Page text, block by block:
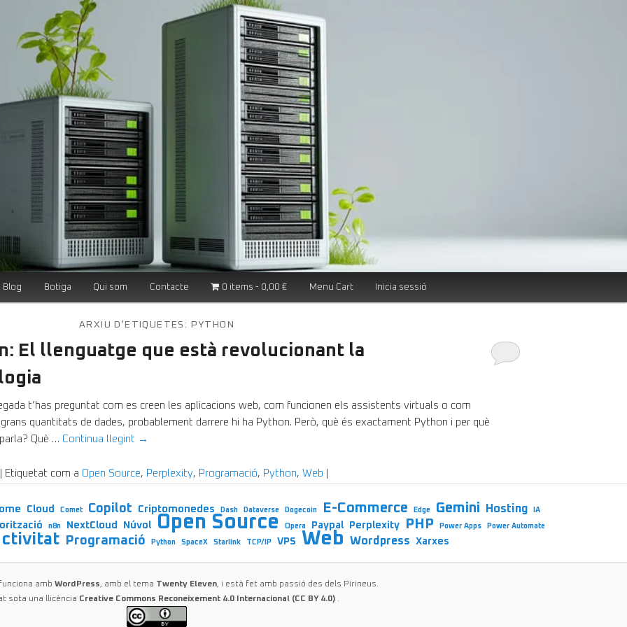
Blog Botiga Qui som Contacte 0 items 0,00 € Menu Cart Inicia sessió
ARXIU D'ETIQUETES: PYTHON
El llenguatge que està revolucionant la
t’has preguntat com es creen les aplicacions web, com funcionen els assistents virtuals o com
grans quantitats de dades, probablement darrere hi ha Python. Però, què és exactament Python i per què
Què … Continua llegint →
Etiquetat com a Open Source, Perplexity, Programació, Python, Web
Cloud Comet Copilot Criptomonedes Dash Dataverse Dogecoin E-Commerce Edge Gemini Hosting IA
n8n NextCloud Núvol Open Source Opera Paypal Perplexity PHP Power Apps Power Automate
Programació Python SpaceX Starlink TCP/IP VPS Web Wordpress Xarxes
amb WordPress, amb el tema Twenty Eleven, i està fet amb passió des dels Pirineus.
sota una llicència Creative Commons Reconeixement 4.0 Internacional (CC BY 4.0) .